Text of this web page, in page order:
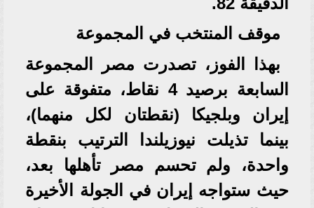
موقف المنتخب في المجموعة
بهذا الفوز، تصدرت مصر المجموعة
السابعة برصيد 4 نقاط، متفوقة على
إيران وبلجيكا (نقطتان لكل منهما)،
بينما تذيلت نيوزيلندا الترتيب بنقطة
واحدة، ولم تحسم مصر تأهلها بعد،
حيث ستواجه إيران في الجولة الأخيرة